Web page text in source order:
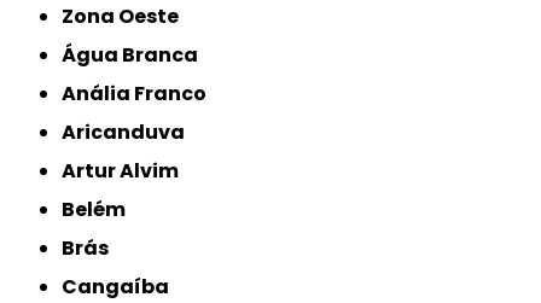
Zona Oeste
Água Branca
Anália Franco
Aricanduva
Artur Alvim
Belém
Brás
Cangaíba